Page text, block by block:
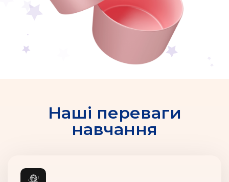
Наші переваги
навчання